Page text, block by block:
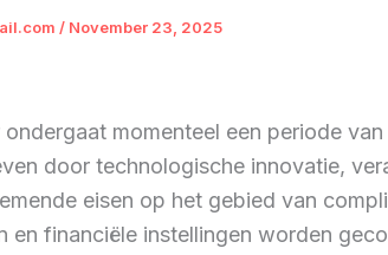
/ November 23, 2025
momenteel een periode
door technologische innovatie,
eisen op het gebied van
en financiële instellingen worden